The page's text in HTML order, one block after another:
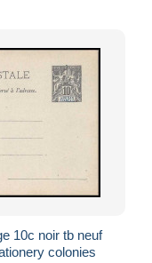
10c noir tb neuf
colonies